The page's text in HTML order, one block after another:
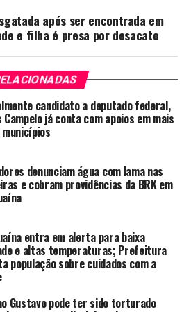
após ser encontrada em
e filha é presa por desacato
candidato a deputado federal,
Campelo já conta com apoios em mais
denunciam água com lama nas
e cobram providências da BRK em
entra em alerta para baixa
e altas temperaturas; Prefeitura
população sobre cuidados com a
Gustavo pode ter sido torturado